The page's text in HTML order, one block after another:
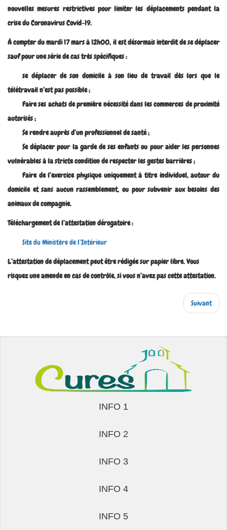
nouvelles mesures restrictives pour limiter les déplacements pendant la
crise du Coronavirus Covid-19.
À compter du mardi 17 mars à 12h00, il est désormais interdit de se déplacer
sauf pour une série de cas très spécifiques :
se déplacer de son domicile à son lieu de travail dès lors que le
télétravail n’est pas possible ;
Faire ses achats de première nécessité dans les commerces de proximité
autorisés ;
Se rendre auprès d’un professionnel de santé ;
Se déplacer pour la garde de ses enfants ou pour aider les personnes
vulnérables à la stricte condition de respecter les gestes barrières ;
Faire de l’exercice physique uniquement à titre individuel, autour du
domicile et sans aucun rassemblement, ou pour subvenir aux besoins des
animaux de compagnie.
Téléchargement de l’attestation dérogatoire :
Site du Ministère de l’Intérieur
L’attestation de déplacement peut être rédigée sur papier libre. Vous
risquez une amende en cas de contrôle, si vous n’avez pas cette attestation.
Suivant
INFO 1
INFO 2
INFO 3
INFO 4
INFO 5